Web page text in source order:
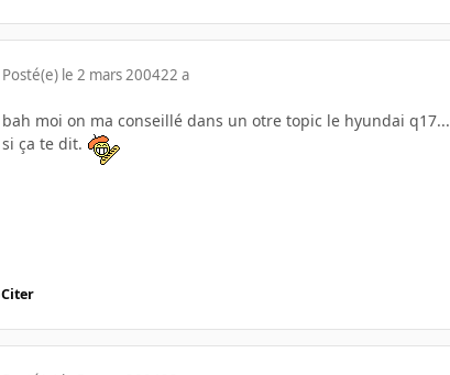
Posté(e) le 2 mars 200422 a
bah moi on ma conseillé dans un otre topic le hyundai q17...
si ça te dit.
Citer